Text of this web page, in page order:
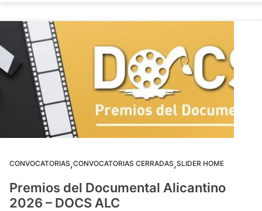
CONVOCATORIAS,CONVOCATORIAS CERRADAS,SLIDER HOME
Premios del Documental Alicantino
2026 – DOCS ALC